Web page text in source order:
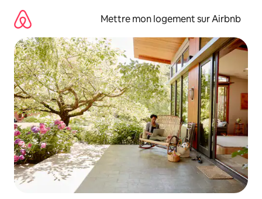
directement
contenu
Mettre mon logement sur Airbnb